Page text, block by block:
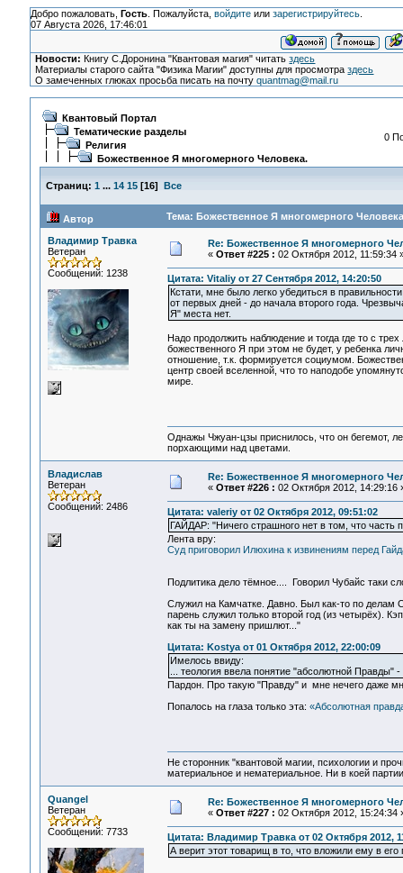
Добро пожаловать, Гость. Пожалуйста, войдитеили зарегистрируйтесь.
07 Августа 2026, 17:46:01
Новости: Книгу С.Доронина "Квантовая магия" читатьздесь
Материалы старого сайта "Физика Магии" доступны для просмотраздесь
О замеченных глюках просьба писать на почтуquantmag@mail.ru
Квантовый Портал
Тематические разделы
Религия
Божественное Я многомерного Человека.
0
Страниц: 1 ... 14 15[16] Все
Автор Тема: Божественное Я многомерного
Владимир Травка
Ветеран
Сообщений: 1238
Re: Божественное Я многомерного
« Ответ #225 : 02 Октября 2012, 11:59:34
Цитата: Vitaliy от 27 Сентября 2012, 14:20:50
Кстати, мне было легко убедиться в
от первых дней - до начала второго года.
Я" места нет.
Надо продолжить наблюдение и тогда где то с
божественного Я при этом не будет, у ребенка
отношение, т.к. формируется социумом.
центр своей вселенной, что то наподобе
мире.
Однажы Чжуан-цзы приснилось, что он бегемот,
порхающими над цветами.
Владислав
Ветеран
Сообщений: 2486
Re: Божественное Я многомерного
« Ответ #226 : 02 Октября 2012, 14:29:16
Цитата: valeriy от 02 Октября 2012, 09:51:02
ГАЙДАР: "Ничего страшного нет в том, что часть
Лента вру:
Суд приговорил Илюхина к извинениям перед
Подлитика дело тёмное.... Говорил Чубайс таки
Служил на Камчатке. Давно. Был как-то по делам
парень служил только второй год (из четырёх).
как ты на замену пришлют..."
Цитата: Kostya от 01 Октября 2012, 22:00:09
Имелось ввиду:
... теология ввела понятие "абсолютной
Пардон. Про такую "Правду" и мне нечего даже
Попалось на глаза только эта: «Абсолютная
Не сторонник "квантовой магии, психологии и
материальное и нематериальное. Ни в коей
Quangel
Ветеран
Сообщений: 7733
Re: Божественное Я многомерного
« Ответ #227 : 02 Октября 2012, 15:24:34
Цитата: Владимир Травка от 02 Октября 2012,
А верит этот товарищ в то, что вложили ему в